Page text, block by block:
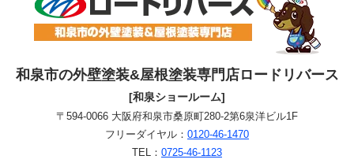
和泉市の外壁塗装&屋根塗装専門店ロードリバース
[和泉ショールーム]
〒594-0066 大阪府和泉市桑原町280-2第6泉洋ビル1F
フリーダイヤル： 0120-46-1470
TEL： 0725-46-1123